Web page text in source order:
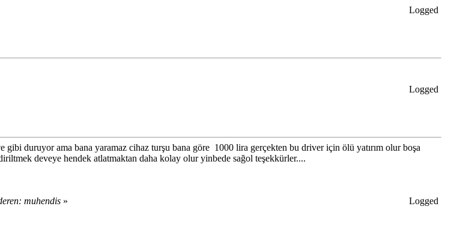
Logged
Logged
duruyor ama bana yaramaz cihaz turşu bana göre 1000 lira gerçekten bu driver için ölü yatırım olur boşa
deveye hendek atlatmaktan daha kolay olur yinbede sağol teşekkürler....
muhendis » Logged